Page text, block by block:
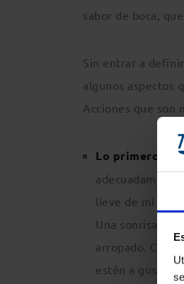
sabor de boca,
Sin entrar a
algunos aspectos
Acciones que son
Lo primero
lleve de mí o de
Una sonrisa al
arropado.
estén a gusto,